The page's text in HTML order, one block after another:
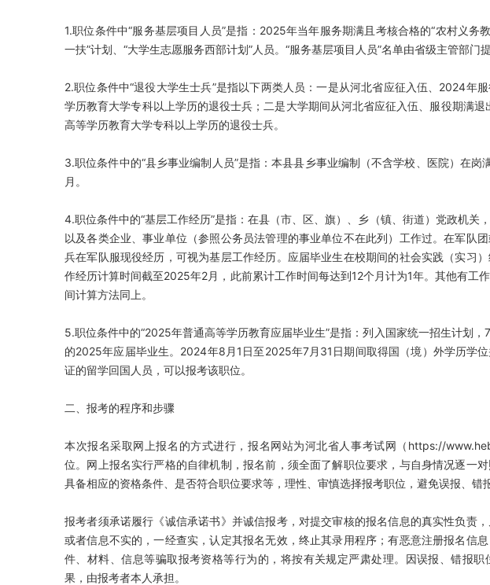
1.职位条件中“服务基层项目人员”是指：2025年当年服务期满且考核合格的“农村义务
一扶”计划、“大学生志愿服务西部计划”人员。“服务基层项目人员”名单由省级主管部门提
2.职位条件中“退役大学生士兵”是指以下两类人员：一是从河北省应征入伍、2024年
学历教育大学专科以上学历的退役士兵；二是大学期间从河北省应征入伍、服役期满
高等学历教育大学专科以上学历的退役士兵。
3.职位条件中的“县乡事业编制人员”是指：本县县乡事业编制（不含学校、医院）在
月。
4.职位条件中的“基层工作经历”是指：在县（市、区、旗）、乡（镇、街道）党政机关
以及各类企业、事业单位（参照公务员法管理的事业单位不在此列）工作过。在军队
兵在军队服现役经历，可视为基层工作经历。应届毕业生在校期间的社会实践（实习
作经历计算时间截至2025年2月，此前累计工作时间每达到12个月计为1年。其他有工
间计算方法同上。
5.职位条件中的“2025年普通高等学历教育应届毕业生”是指：列入国家统一招生计划
的2025年应届毕业生。2024年8月1日至2025年7月31日期间取得国（境）外学历学
证的留学回国人员，可以报考该职位。
二、报考的程序和步骤
本次报名采取网上报名的方式进行，报名网站为河北省人事考试网（https://
位。网上报名实行严格的自律机制，报名前，须全面了解职位要求，与自身情况逐一
具备相应的资格条件、是否符合职位要求等，理性、审慎选择报考职位，避免误报、错报
报考者须承诺履行《诚信承诺书》并诚信报考，对提交审核的报名信息的真实性负责
或者信息不实的，一经查实，认定其报名无效，终止其录用程序；有恶意注册报名信
件、材料、信息等骗取报考资格等行为的，将按有关规定严肃处理。因误报、错报
果，由报考者本人承担。